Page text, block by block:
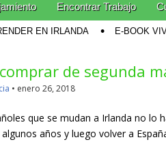
Encontrar Trabajo
EN IRLANDA E-BOOK
de segunda
• enero 26, 2018
que se mudan a Irlanda no lo
años y luego volver a